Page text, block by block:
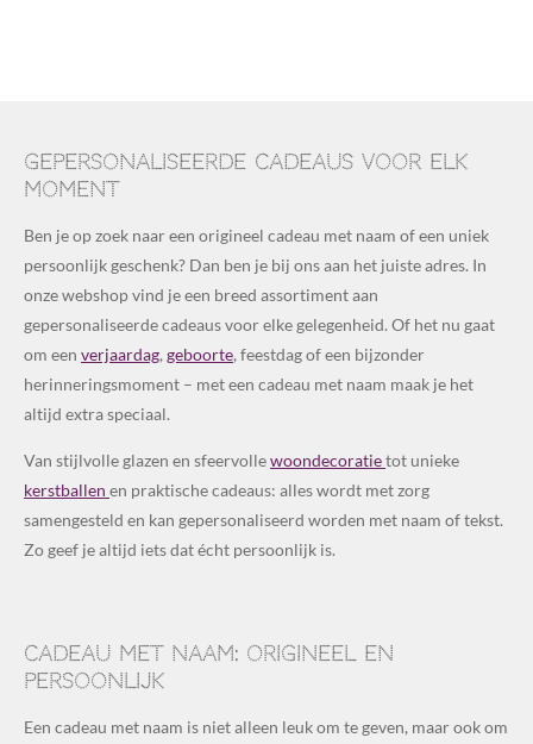
Gepersonaliseerde cadeaus voor elk
moment
Ben je op zoek naar een origineel cadeau met naam of een uniek
persoonlijk geschenk? Dan ben je bij ons aan het juiste adres. In
onze webshop vind je een breed assortiment aan
gepersonaliseerde cadeaus voor elke gelegenheid. Of het nu gaat
om een verjaardag, geboorte, feestdag of een bijzonder
herinneringsmoment – met een cadeau met naam maak je het
altijd extra speciaal.
Van stijlvolle glazen en sfeervollewoondecoratietot unieke
kerstballen en praktische cadeaus: alles wordt met zorg
samengesteld en kan gepersonaliseerd worden met naam of tekst.
Zo geef je altijd iets dat écht persoonlijk is.
Cadeau met naam: origineel en
persoonlijk
Een cadeau met naam is niet alleen leuk om te geven, maar ook om